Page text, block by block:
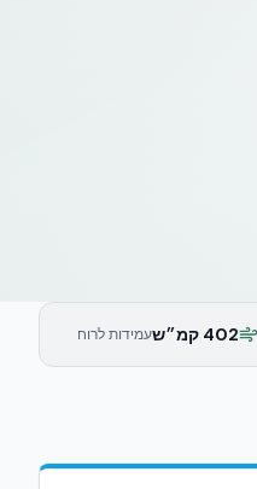
402 קמ״ש עמידות לרוח